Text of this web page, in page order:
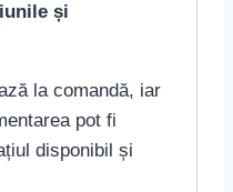
și
la comandă, iar
pot fi
disponibil și